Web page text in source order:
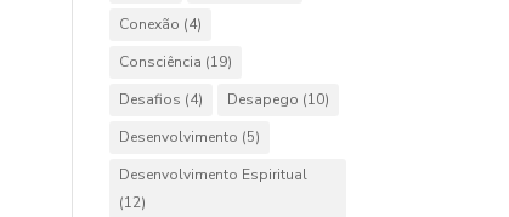
Conexão (4)
Consciência (19)
Desafios (4) Desapego (10)
Desenvolvimento (5)
Desenvolvimento Espiritual
(12)